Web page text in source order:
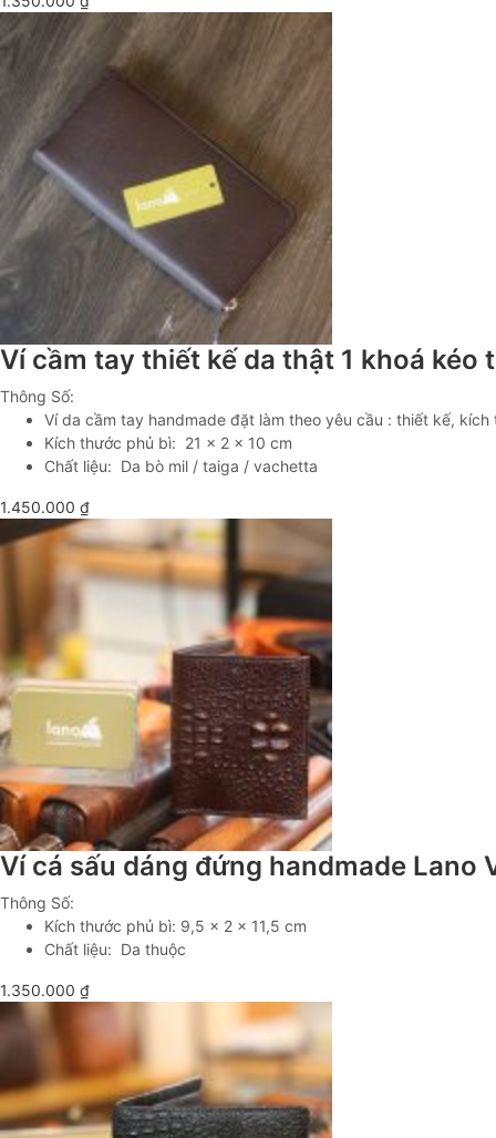
Ví cầm tay thiết kế da thật 1 khoá kéo
Thông Số:
Ví da cầm tay handmade đặt làm theo yêu cầu : thiết kế,
Kích thước phủ bì: 21 x 2 x 10 cm
Chất liệu: Da bò mil / taiga / vachetta
1.450.000 ₫
Ví cá sấu dáng đứng handmade Lano
Thông Số:
Kích thước phủ bì: 9,5 x 2 x 11,5 cm
Chất liệu: Da thuộc
1.350.000 ₫